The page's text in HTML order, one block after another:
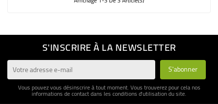
S'INSCRIRE À LA NEWSLETTER
Vous pouvez vous désinscrire à tout moment. Vous trouverez pour cela nos
informations de contact dans les conditions d'utilisation du site.